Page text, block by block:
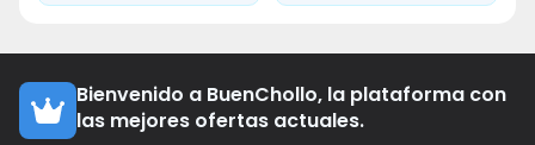
Bienvenido a BuenChollo, la plataforma con
las mejores ofertas actuales.